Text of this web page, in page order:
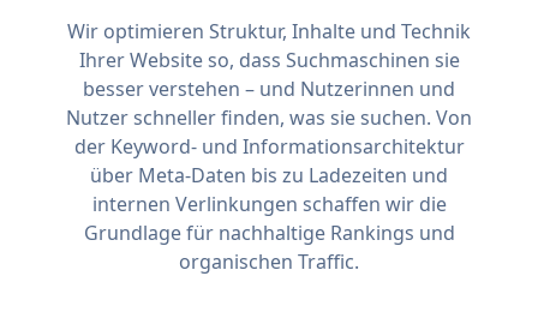
Wir optimieren Struktur, Inhalte und Technik
Ihrer Website so, dass Suchmaschinen sie
besser verstehen – und Nutzerinnen und
Nutzer schneller finden, was sie suchen. Von
der Keyword- und Informationsarchitektur
über Meta-Daten bis zu Ladezeiten und
internen Verlinkungen schaffen wir die
Grundlage für nachhaltige Rankings und
organischen Traffic.